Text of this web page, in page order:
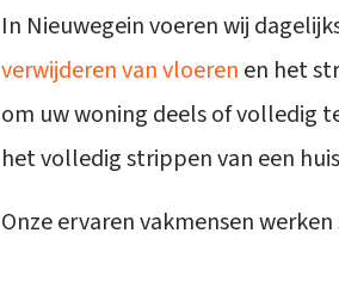
In Nieuwegein voeren wij
verwijderen van vloeren en het
om uw woning deels of volledig
het volledig strippen van een
Onze ervaren vakmensen